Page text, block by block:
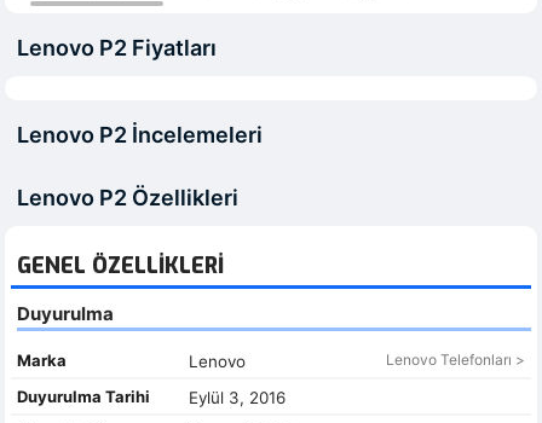
Lenovo P2 Fiyatları
Lenovo P2 İncelemeleri
Lenovo P2 Özellikleri
GENEL ÖZELLIKLERI
Duyurulma
Marka Lenovo Lenovo Telefonları >
Duyurulma Tarihi
Eylül 3, 2016